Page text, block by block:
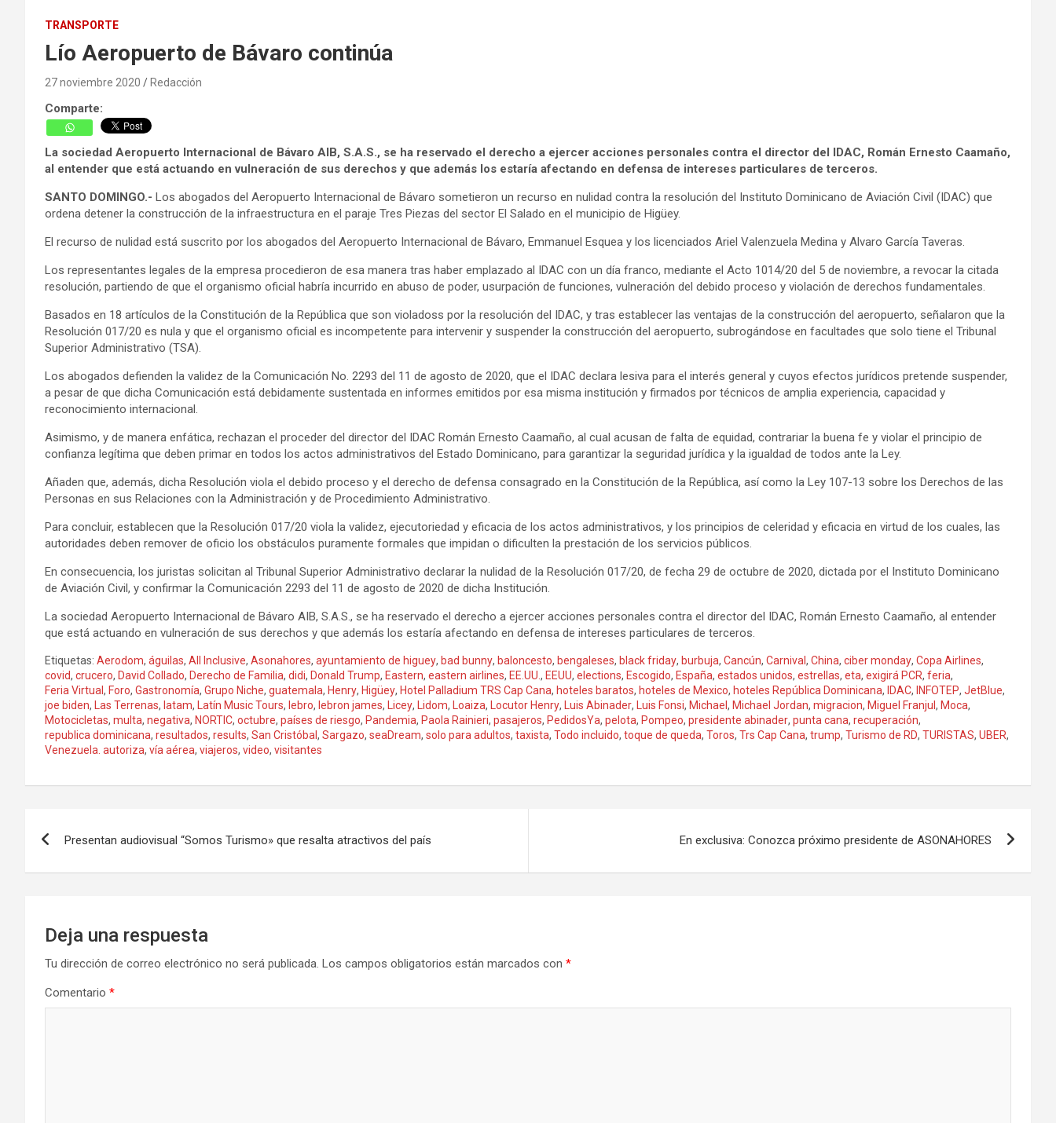
TRANSPORTE
Lío Aeropuerto de Bávaro continúa
27 noviembre 2020 Redacción
Comparte:
La sociedad Aeropuerto Internacional de Bávaro AIB, S.A.S., se ha reservado el derecho a ejercer acciones personales contra el director del IDAC, Román Ernesto Caamaño,
al entender que está actuando en vulneración de sus derechos y que además los estaría afectando en defensa de intereses particulares de terceros.
SANTO DOMINGO.- Los abogados del Aeropuerto Internacional de Bávaro sometieron un recurso en nulidad contra la resolución del Instituto Dominicano de Aviación Civil (IDAC) que
ordena detener la construcción de la infraestructura en el paraje Tres Piezas del sector El Salado en el municipio de Higüey.
El recurso de nulidad está suscrito por los abogados del Aeropuerto Internacional de Bávaro, Emmanuel Esquea y los licenciados Ariel Valenzuela Medina y Alvaro García Taveras.
Los representantes legales de la empresa procedieron de esa manera tras haber emplazado al IDAC con un día franco, mediante el Acto 1014/20 del 5 de noviembre, a revocar la citada
resolución, partiendo de que el organismo oficial habría incurrido en abuso de poder, usurpación de funciones, vulneración del debido proceso y violación de derechos fundamentales.
Basados en 18 artículos de la Constitución de la República que son violadoss por la resolución del IDAC, y tras establecer las ventajas de la construcción del aeropuerto, señalaron que la
Resolución 017/20 es nula y que el organismo oficial es incompetente para intervenir y suspender la construcción del aeropuerto, subrogándose en facultades que solo tiene el Tribunal
Superior Administrativo (TSA).
Los abogados defienden la validez de la Comunicación No. 2293 del 11 de agosto de 2020, que el IDAC declara lesiva para el interés general y cuyos efectos jurídicos pretende suspender,
a pesar de que dicha Comunicación está debidamente sustentada en informes emitidos por esa misma institución y firmados por técnicos de amplia experiencia, capacidad y
reconocimiento internacional.
Asimismo, y de manera enfática, rechazan el proceder del director del IDAC Román Ernesto Caamaño, al cual acusan de falta de equidad, contrariar la buena fe y violar el principio de
confianza legítima que deben primar en todos los actos administrativos del Estado Dominicano, para garantizar la seguridad jurídica y la igualdad de todos ante la Ley.
Añaden que, además, dicha Resolución viola el debido proceso y el derecho de defensa consagrado en la Constitución de la República, así como la Ley 107-13 sobre los Derechos de las
Personas en sus Relaciones con la Administración y de Procedimiento Administrativo.
Para concluir, establecen que la Resolución 017/20 viola la validez, ejecutoriedad y eficacia de los actos administrativos, y los principios de celeridad y eficacia en virtud de los cuales, las
autoridades deben remover de oficio los obstáculos puramente formales que impidan o dificulten la prestación de los servicios públicos.
En consecuencia, los juristas solicitan al Tribunal Superior Administrativo declarar la nulidad de la Resolución 017/20, de fecha 29 de octubre de 2020, dictada por el Instituto Dominicano
de Aviación Civil, y confirmar la Comunicación 2293 del 11 de agosto de 2020 de dicha Institución.
La sociedad Aeropuerto Internacional de Bávaro AIB, S.A.S., se ha reservado el derecho a ejercer acciones personales contra el director del IDAC, Román Ernesto Caamaño, al entender
que está actuando en vulneración de sus derechos y que además los estaría afectando en defensa de intereses particulares de terceros.
Etiquetas: Aerodom, águilas, All Inclusive, Asonahores, ayuntamiento de higuey, bad bunny, baloncesto, bengaleses, black friday, burbuja, Cancún, Carnival , China, ciber monday, Copa Airlines,
covid, crucero, David Collado, Derecho de Familia, didi, Donald Trump, Eastern, eastern airlines, EE.UU. , EEUU, elections, Escogido, España, estados unidos, estrellas, eta, exigirá PCR, feria,
Feria Virtual , Foro, Gastronomía, Grupo Niche, guatemala, Henry, Higüey, Hotel Palladium TRS Cap Cana, hoteles baratos, hoteles de Mexico, hoteles República Dominicana, IDAC, INFOTEP, JetBlue,
joe biden, Las Terrenas, latam, Latín Music Tours, lebro, lebron james, Licey, Lidom, Loaiza, Locutor Henry, Luis Abinader, Luis Fonsi, Michael , Michael Jordan, migracion, Miguel Franjul , Moca,
Motocicletas, multa, negativa, NORTIC, octubre, países de riesgo, Pandemia, Paola Rainieri, pasajeros, PedidosYa, pelota, Pompeo, presidente abinader, punta cana, recuperación,
republica dominicana, resultados, results, San Cristóbal , Sargazo, seaDream, solo para adultos, taxista, Todo incluido, toque de queda, Toros, Trs Cap Cana, trump, Turismo de RD, TURISTAS, UBER,
Venezuela. autoriza, vía aérea, viajeros, video, visitantes
Presentan audiovisual “Somos Turismo» que resalta atractivos del país En exclusiva: Conozca próximo presidente de ASONAHORES
Deja una respuesta
Tu dirección de correo electrónico no será publicada. Los campos obligatorios están marcados con *
Comentario *